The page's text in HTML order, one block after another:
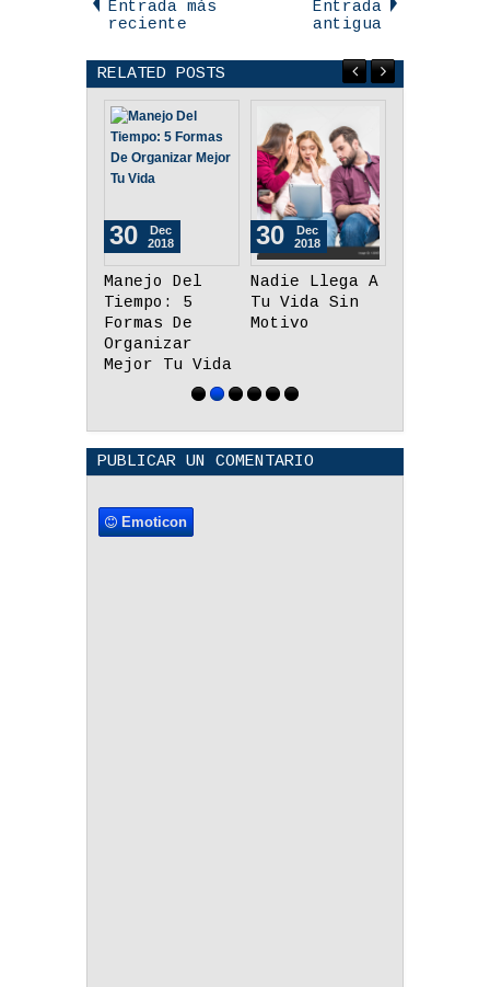
Entrada más
reciente
Entrada
antigua
RELATED POSTS
Nadie Llega A
Tu Vida Sin
Motivo
30
Dec
2018
Consejos Para
Administrar
Mejor Tu
21
Aug
2018